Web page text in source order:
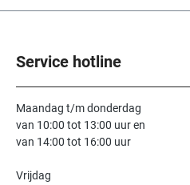
Service hotline
Maandag t/m donderdag
van 10:00 tot 13:00 uur en
van 14:00 tot 16:00 uur
Vrijdag